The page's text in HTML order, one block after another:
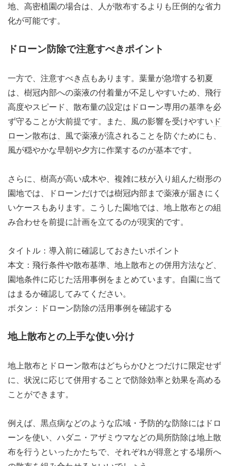
地、高密植園の場合は、人が散布するよりも圧倒的な省力
化が可能です。
ドローン防除で注意すべきポイント
一方で、注意すべき点もあります。葉量が急増する初夏
は、樹冠内部への薬液の付着量が不足しやすいため、飛行
高度やスピード、散布量の設定はドローン専用の基準を必
ず守ることが大前提です。また、風の影響を受けやすい ド
ローン散布は、風で薬液が流されることを防ぐためにも、
風が穏やかな早朝や夕方に作業するのが基本です。
さらに、樹高が高い成木や、複雑に枝が入り組んだ樹形の
園地では、ドローンだけでは樹冠内部まで薬液が届きにく
いケースもあります。こうした園地では、地上散布との組
み合わせを前提に計画を立てるのが現実的です。
タイトル：導入前に確認しておきたいポイント
本文：飛行条件や散布基準、地上散布との併用方法など、
園地条件に応じた活用事例をまとめています。自園に当て
はまるか確認してみてください。
ボタン：ドローン防除の活用事例を確認する
地上散布との上手な使い分け
地上散布とドローン散布はどちらかひとつだけに限定せず
に、状況に応じて併用することで防除効率と効果を高める
ことができます。
例えば、黒点病などのような広域・予防的な防除にはドロ
ーンを使い、ハダニ・アザミウマなどの局所防除は地上散
布を行うといったかたちで、それぞれが得意とする場所へ